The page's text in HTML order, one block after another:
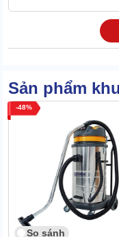
Máy hút bụi công
điện. Lọc chính
thời triệt tiêu điện tích
giữ lại gần như toàn bộ
Hệ thống này không chỉ
chặn nguy cơ phát tia
trọng trong môi trường
Sản phẩm
48
So sánh